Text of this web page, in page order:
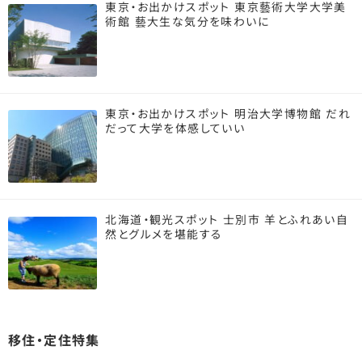
東京・お出かけスポット 東京藝術大学大学美
術館 藝大生な気分を味わいに
東京・お出かけスポット 明治大学博物館 だれ
だって大学を体感していい
北海道・観光スポット 士別市 羊とふれあい自
然とグルメを堪能する
移住・定住特集